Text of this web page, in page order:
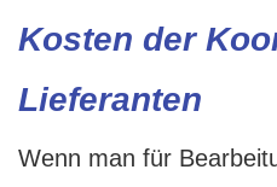
Kosten der
Lieferanten
Wenn man für